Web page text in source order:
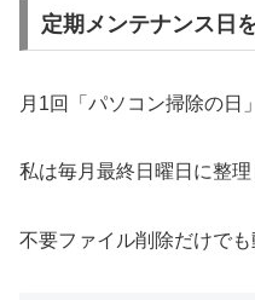
定期メンテナンス日
月1回「パソコン掃除の日
私は毎月最終日曜日に整理
不要ファイル削除だけでも